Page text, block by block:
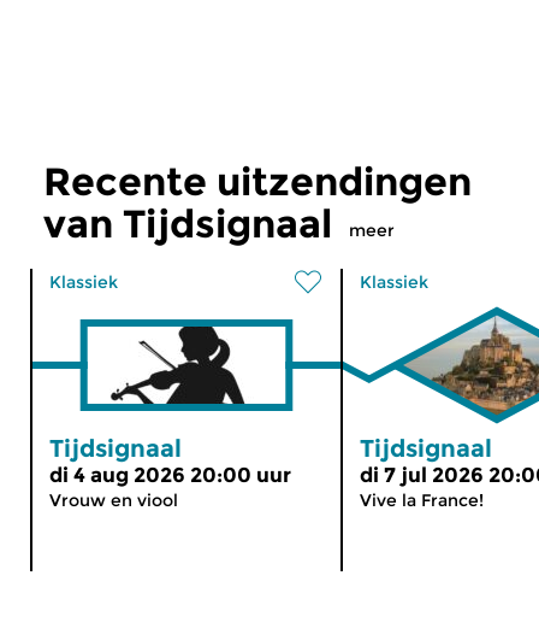
Recente uitzendingen
van Tijdsignaal
meer
Klassiek
Tijdsignaal
di 4 aug 2026 20:00 uur
Vrouw en viool
Klassiek
Tijdsignaal
di 7 jul 2026
Vive la France!